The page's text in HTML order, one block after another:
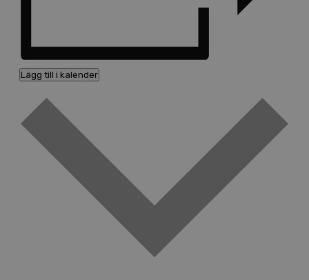
Lägg till i kalender